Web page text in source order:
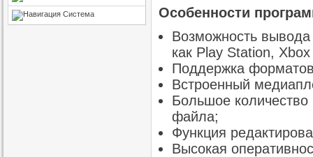
Система
Особенности
Возможность
как Play Station,
Поддержка
Встроенный
Большое количество
файла;
Функция
Высокая